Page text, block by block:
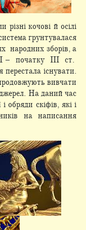
різні кочові й осілі
грунтувалася
народних зборів, а
II – початку III ст.
існувати.
вивчати
На даний час
обряди скіфів, які і
на написання